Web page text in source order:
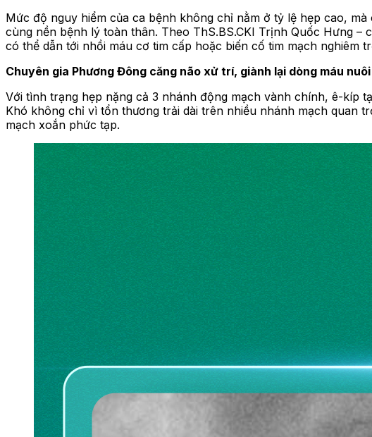
Mức độ nguy hiểm của ca bệnh không chỉ nằm ở tỷ lệ hẹp cao,
cùng nền bệnh lý toàn thân. Theo ThS.BS.CKI Trịnh Quốc Hưng
có thể dẫn tới nhồi máu cơ tim cấp hoặc biến cố tim mạch nghiêm
Chuyên gia Phương Đông căng não xử trí, giành lại dòng máu
Với tình trạng hẹp nặng cả 3 nhánh động mạch vành chính, ê-kíp
Khó không chỉ vì tổn thương trải dài trên nhiều nhánh mạch quan
mạch xoắn phức tạp.